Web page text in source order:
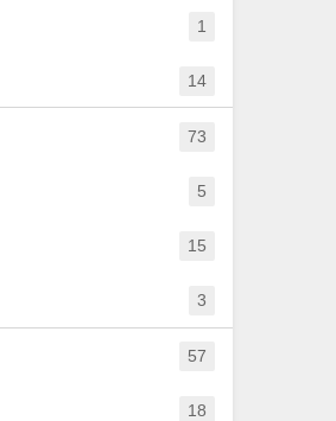
1
14
73
5
15
3
57
18